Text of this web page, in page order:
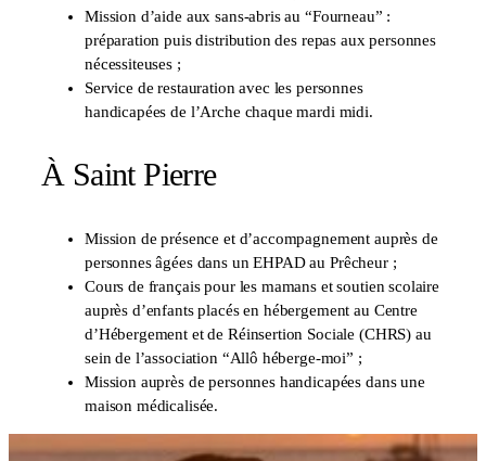
Mission d’aide aux sans-abris au “Fourneau” :
préparation puis distribution des repas aux personnes
nécessiteuses ;
Service de restauration avec les personnes
handicapées de l’Arche chaque mardi midi.
À Saint Pierre
Mission de présence et d’accompagnement auprès de
personnes âgées dans un EHPAD au Prêcheur ;
Cours de français pour les mamans et soutien scolaire
auprès d’enfants placés en hébergement au Centre
d’Hébergement et de Réinsertion Sociale (CHRS) au
sein de l’association “Allô héberge-moi” ;
Mission auprès de personnes handicapées dans une
maison médicalisée.